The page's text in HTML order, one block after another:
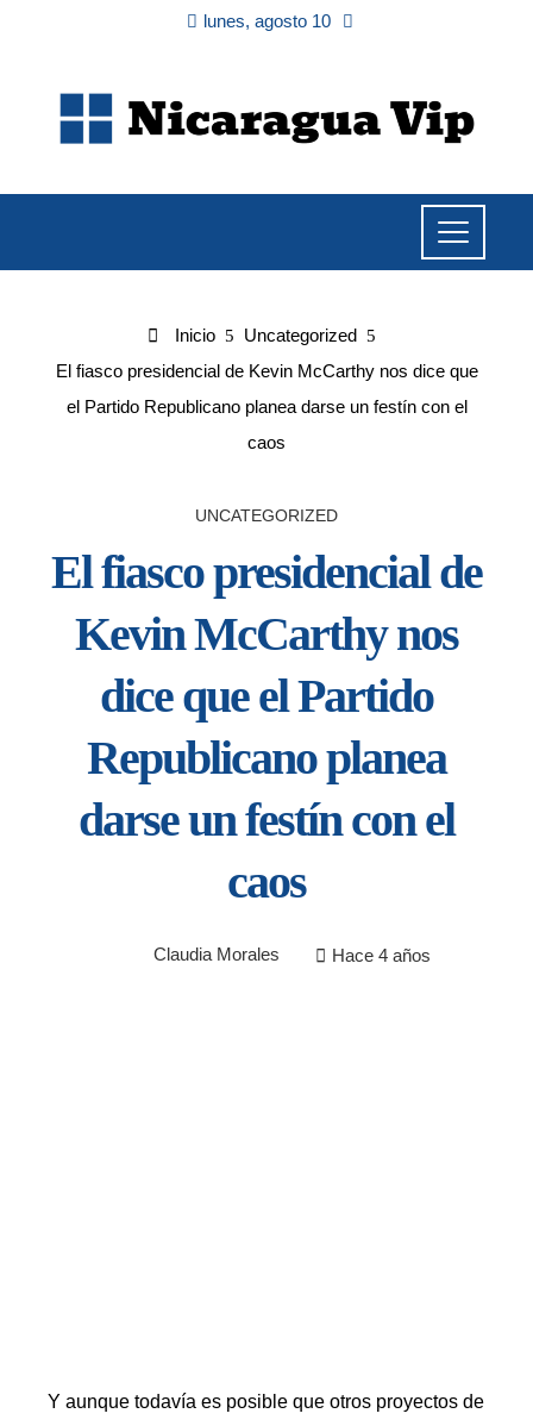
lunes, agosto 10
Inicio
Uncategorized
El fiasco presidencial de Kevin McCarthy nos dice que
el Partido Republicano planea darse un festín con el
caos
UNCATEGORIZED
El fiasco presidencial de
Kevin McCarthy nos
dice que el Partido
Republicano planea
darse un festín con el
caos
Claudia Morales Hace 4 años
Y aunque todavía es posible que otros proyectos de